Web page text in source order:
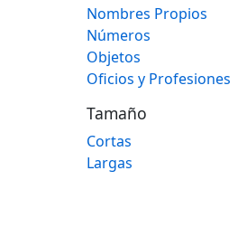
Nombres Propios
Números
Objetos
Oficios y Profesiones
Tamaño
Cortas
Largas